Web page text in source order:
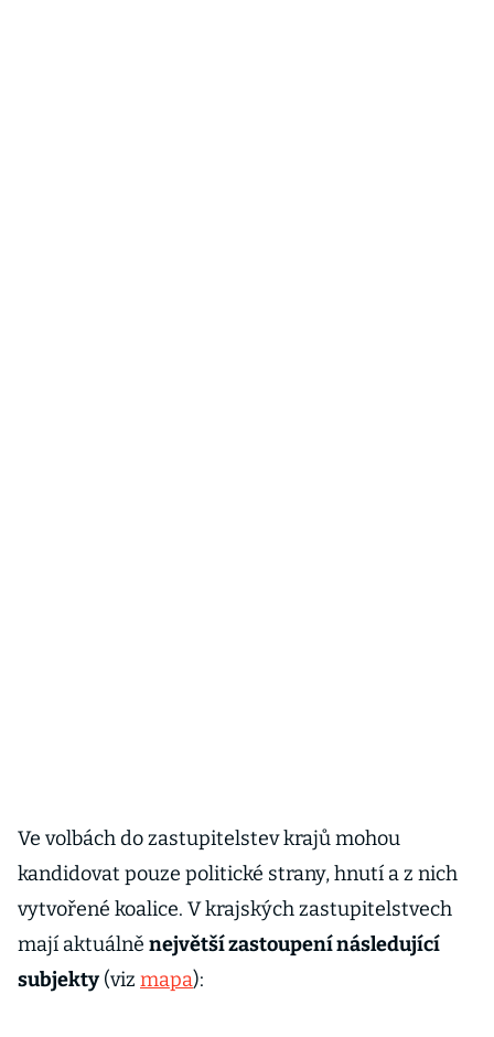
Ve volbách do zastupitelstev krajů mohou
kandidovat pouze politické strany, hnutí a z nich
vytvořené koalice. V krajských zastupitelstvech
mají aktuálně největší zastoupení následující
subjekty (viz mapa):